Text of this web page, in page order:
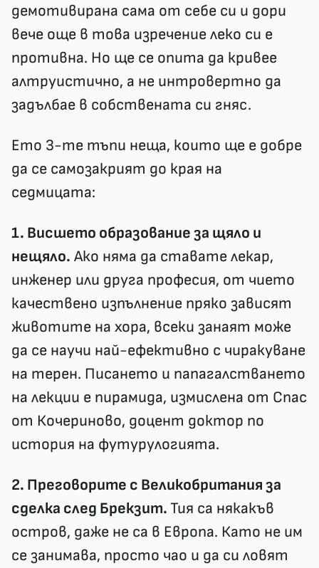
демотивирана сама от себе си и дори
вече още в това изречение леко си е
противна. Но ще се опита да кривее
алтруистично, а не интровертно да
задълбае в собствената си гняс.
Ето 3-те тъпи нещa, които ще е добре
да се самозакрият до края на
седмицата:
1. Висшето образование за щяло и
нещяло. Ако няма да ставате лекар,
инженер или друга професия, от чието
качествено изпълнение пряко зависят
животите на хора, всеки занаят може
да се научи най-ефективно с чиракуване
на терен. Писането и папагалстването
на лекции е пирамида, измислена от Спас
от Кочериново, доцент доктор по
история на футурулогията.
2. Преговорите с Великобритания за
сделка след Брекзит.Тия са някакъв
остров, даже не са в Европа. Като не им
се занимава, просто чао и да си ловят